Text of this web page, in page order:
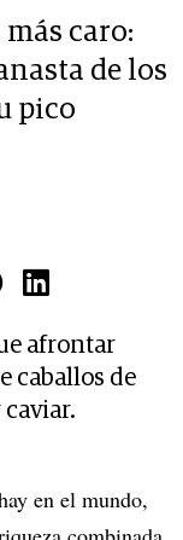
caro:
de los
pico
afrontar
caballos de
en el mundo,